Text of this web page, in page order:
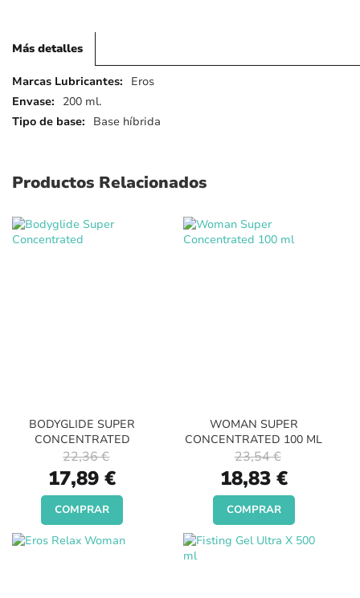
Más detalles
Más
detalles
Eros
200 ml.
Base híbrida
Productos Relacionados
BODYGLIDE SUPER
CONCENTRATED
Special
Price
17,89 €
22,36 €
COMPRAR
WOMAN SUPER
CONCENTRATED 100 ML
Special
Price
18,83 €
23,54 €
COMPRAR